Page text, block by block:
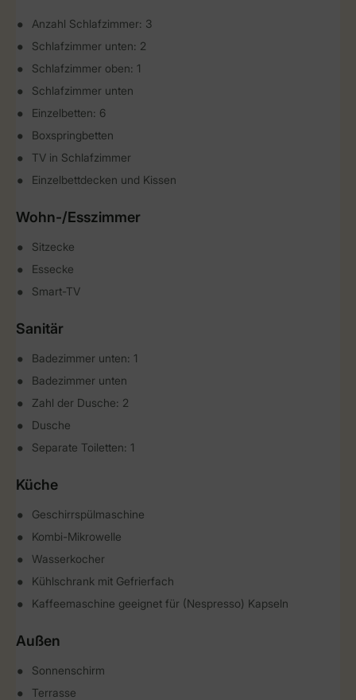
Anzahl Schlafzimmer: 3
Schlafzimmer unten: 2
Schlafzimmer oben: 1
Schlafzimmer unten
Einzelbetten: 6
Boxspringbetten
TV in Schlafzimmer
Einzelbettdecken und Kissen
Wohn-/Esszimmer
Sitzecke
Essecke
Smart-TV
Sanitär
Badezimmer unten: 1
Badezimmer unten
Zahl der Dusche: 2
Dusche
Separate Toiletten: 1
Küche
Geschirrspülmaschine
Kombi-Mikrowelle
Wasserkocher
Kühlschrank mit Gefrierfach
Kaffeemaschine geeignet für (Nespresso) Kapseln
Außen
Sonnenschirm
Terrasse